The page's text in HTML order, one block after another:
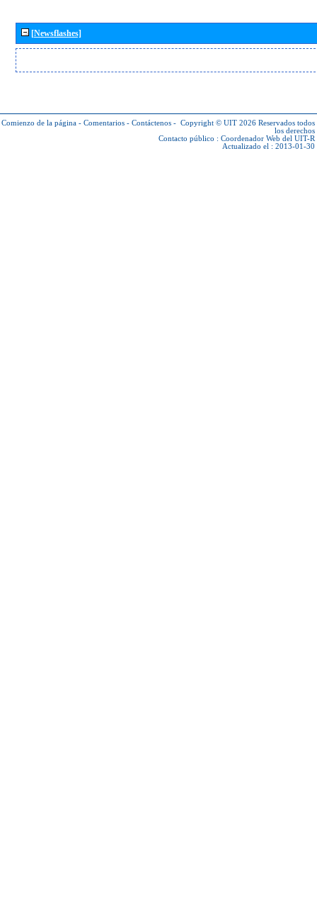
[Newsflashes]
Comienzo de la página - Comentarios - Contáctenos - Copyright © UIT 2026 Reservados todos
los derechos
Contacto público : Coordenador Web del UIT-R
Actualizado el : 2013-01-30